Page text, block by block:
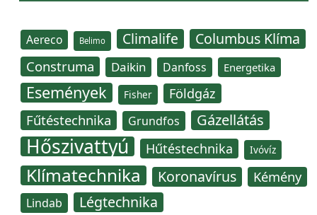
Aereco Belimo Climalife Columbus Klíma
Construma Daikin Danfoss Energetika
Események Fisher Földgáz
Fűtéstechnika Grundfos Gázellátás
Hőszivattyú Hűtéstechnika Ivóvíz
Klímatechnika Koronavírus Kémény
Lindab Légtechnika